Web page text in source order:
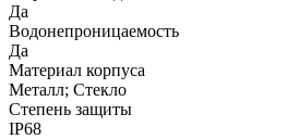
Да
Водонепроницаемость
Да
Материал корпуса
Металл; Стекло
Степень защиты
IP68